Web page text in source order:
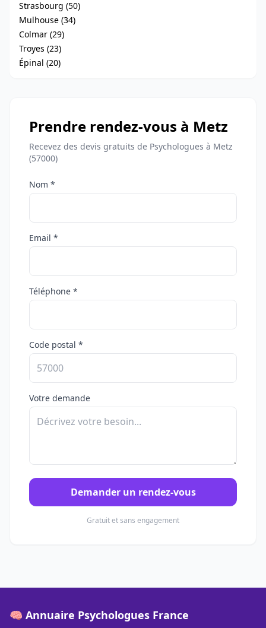
Strasbourg (50)
Mulhouse (34)
Colmar (29)
Troyes (23)
Épinal (20)
Prendre rendez-vous à Metz
Recevez des devis gratuits de Psychologues à Metz
(57000)
Nom *
Email *
Téléphone *
Code postal *
Votre demande
Demander un rendez-vous
Gratuit et sans engagement
🧠 Annuaire Psychologues France